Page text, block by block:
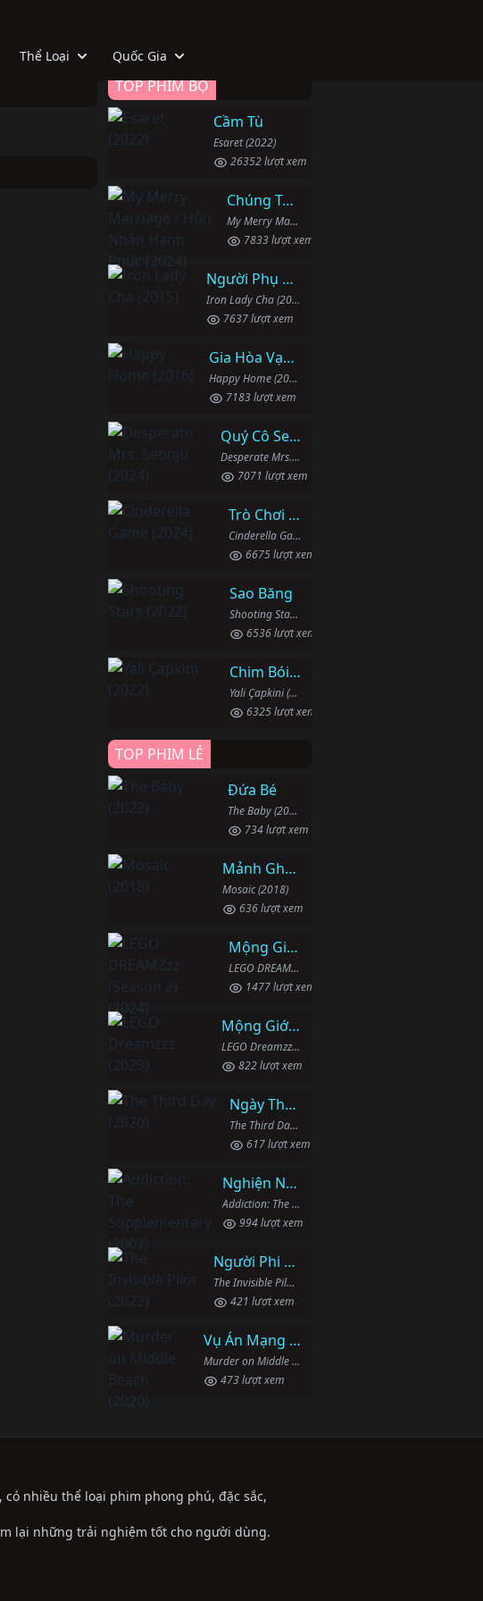
Thể Loại Quốc Gia
TOP PHIM BỘ
Cầm Tù
Esaret (2022)
26352 lượt xem
Chúng Ta Hãy Kết Hôn Nhé
My Merry Marriage / Hôn Nhân Hạnh Phúc (2024)
7833 lượt xem
Người Phụ Nữ Mạnh Mẽ
Iron Lady Cha (2015)
7637 lượt xem
Gia Hòa Vạn Sự Thành
Happy Home (2016)
7183 lượt xem
Quý Cô Seon Ju Phục Thù
Desperate Mrs. Seonju (2024)
7071 lượt xem
Trò Chơi Lọ Lem
Cinderella Game (2024)
6675 lượt xem
Sao Băng
Shooting Stars (2022)
6536 lượt xem
Chim Bói Cá
Yali Çapkini (2022)
6325 lượt xem
TOP PHIM LẺ
Đứa Bé
The Baby (2022)
734 lượt xem
Mảnh Ghép
Mosaic (2018)
636 lượt xem
Mộng Giới (Phần 2)
LEGO DREAMZzz (Season 2) (2024)
1477 lượt xem
Mộng Giới (Phần 1)
LEGO Dreamzzz (2023)
822 lượt xem
Ngày Thứ Ba
The Third Day (2020)
617 lượt xem
Nghiện Ngập: Chuỗi Phim Bổ Trợ
Addiction: The Supplementary (2007)
994 lượt xem
Người Phi Công Vô Hình
The Invisible Pilot (2022)
421 lượt xem
Vụ Án Mạng Trên Đường Middle Beach
Murder on Middle Beach (2020)
473 lượt xem
nhiều thể loại phim phong phú, đặc sắc,
lại những trải nghiệm tốt cho người dùng.